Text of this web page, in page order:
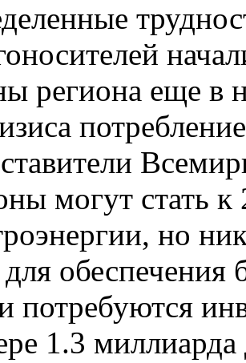
региона еще в
могут стать
но
обеспечения
потребуются
1.3